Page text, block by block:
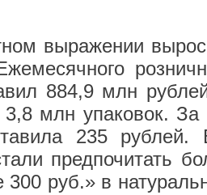
выражении
884,9 млн
млн упаковок. За
235 рублей.
предпочитать
руб.» в